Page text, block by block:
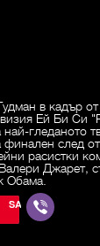
в кадър
Ей Би Си
най-гледаното
след
расистки
Джарет,
Обама.
SAVE